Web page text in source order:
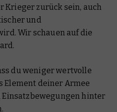
Krieger zurück sein, auch
und
Wir schauen auf die
du weniger wertvolle
Element deiner Armee
hinter